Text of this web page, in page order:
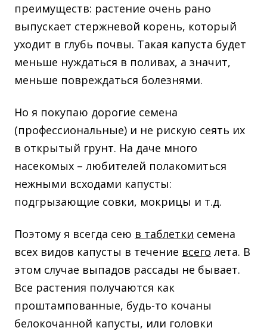
преимуществ: растение очень рано
выпускает стержневой корень, который
уходит в глубь почвы. Такая капуста будет
меньше нуждаться в поливах, а значит,
меньше повреждаться болезнями.
Но я покупаю дорогие семена
(профессиональные) и не рискую сеять их
в открытый грунт. На даче много
насекомых – любителей полакомиться
нежными всходами капусты:
подгрызающие совки, мокрицы и т.д.
Поэтому я всегда сею в таблетки семена
всех видов капусты в течение всего лета. В
этом случае выпадов рассады не бывает.
Все растения получаются как
проштампованные, будь-то кочаны
белокочанной капусты, или головки